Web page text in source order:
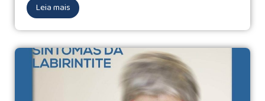
Leia mais